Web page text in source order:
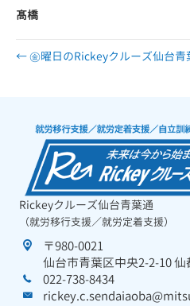
髙橋
← ㊎曜日のRickeyクルーズ仙台青
Rickeyクルーズ仙台青葉通
（就労移行支援／就労定着支援）
〒980-0021
仙台市青葉区中央2-2-10
022-738-8434